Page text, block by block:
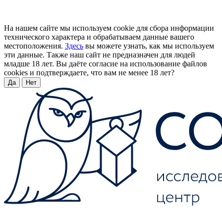
На нашем сайте мы используем cookie для сбора информации
технического характера и обрабатываем данные вашего
местоположения. Здесь вы можете узнать, как мы используем
эти данные. Также наш сайт не предназначен для людей
младше 18 лет. Вы даёте согласие на использование файлов
cookies и подтверждаете, что вам не менее 18 лет?
Да Нет